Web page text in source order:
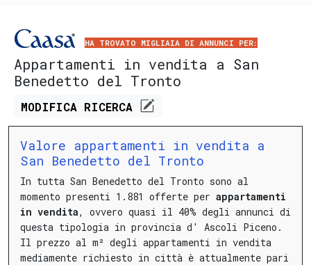
HA TROVATO MIGLIAIA DI ANNUNCI PER:
Appartamenti in vendita a San
Benedetto del Tronto
MODIFICA RICERCA
Valore appartamenti in vendita a
San Benedetto del Tronto
In tutta San Benedetto del Tronto sono al
momento presenti 1.881 offerte per appartamenti
in vendita, ovvero quasi il 40% degli annunci di
questa tipologia in provincia d' Ascoli Piceno.
Il prezzo al m² degli appartamenti in vendita
mediamente richiesto in città è attualmente pari